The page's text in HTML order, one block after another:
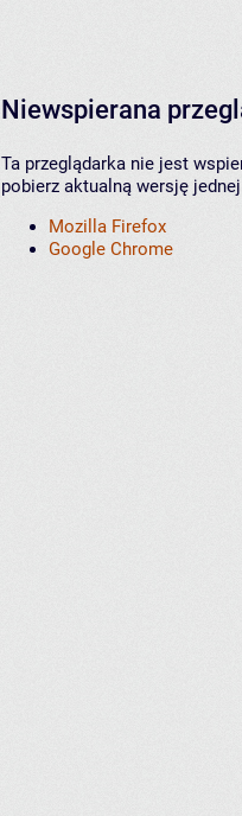
Niewspierana
Ta przeglądarka nie jest
pobierz aktualną wersję
Mozilla Firefox
Google Chrome